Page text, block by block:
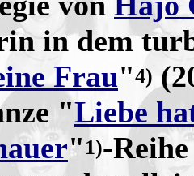
in dem
Frau"4)
"Liebe
" 1)-